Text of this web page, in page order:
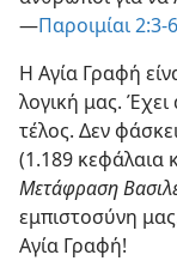
—Παροιμίαι 2:3-
Η Αγία Γραφή
λογική μας.
τέλος. Δεν
(1.189 κεφάλαια
Μετάφραση
εμπιστοσύνη
Αγία Γραφή!